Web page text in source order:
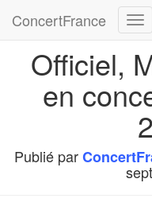
ConcertFrance
Officiel,
en
Publié par